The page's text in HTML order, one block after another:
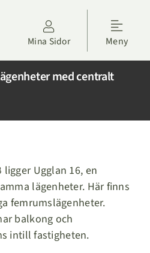
Mina Sidor
Toggle
Nyheter
Meny
med centralt
ligger Ugglan 16, en
lägenheter. Här finns
femrumslägenheter.
balkong och
intill fastigheten.